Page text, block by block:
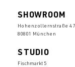
SHOWROOM
Hohenzollernstraße 47
80801 München
STUDIO
Fischmarkt 5